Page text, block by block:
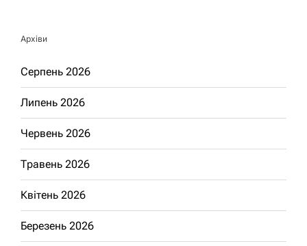
Архіви
Серпень 2026
Липень 2026
Червень 2026
Травень 2026
Квітень 2026
Березень 2026